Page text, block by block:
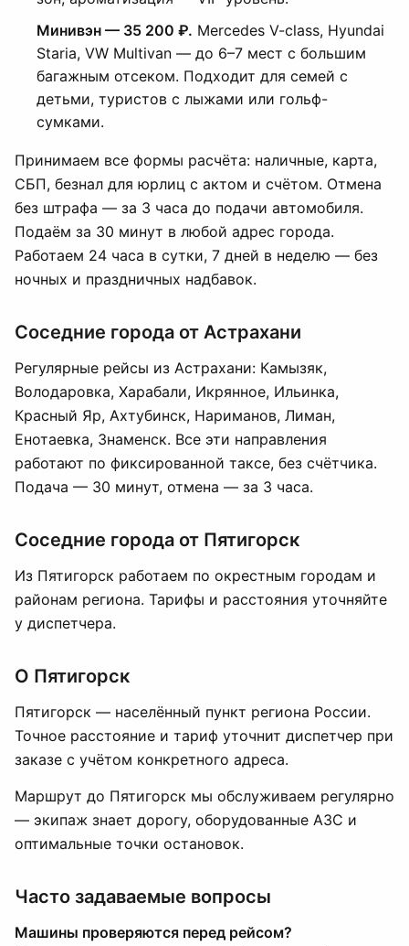
Минивэн — 35 200 ₽. Mercedes V-class, Hyundai
Staria, VW Multivan — до 6–7 мест с большим
багажным отсеком. Подходит для семей с
детьми, туристов с лыжами или гольф-
сумками.
Принимаем все формы расчёта: наличные, карта,
СБП, безнал для юрлиц с актом и счётом. Отмена
без штрафа — за 3 часа до подачи автомобиля.
Подаём за 30 минут в любой адрес города.
Работаем 24 часа в сутки, 7 дней в неделю — без
ночных и праздничных надбавок.
Соседние города от Астрахани
Регулярные рейсы из Астрахани: Камызяк,
Володаровка, Харабали, Икрянное, Ильинка,
Красный Яр, Ахтубинск, Нариманов, Лиман,
Енотаевка, Знаменск. Все эти направления
работают по фиксированной таксе, без счётчика.
Подача — 30 минут, отмена — за 3 часа.
Соседние города от Пятигорск
Из Пятигорск работаем по окрестным городам и
районам региона. Тарифы и расстояния уточняйте
у диспетчера.
О Пятигорск
Пятигорск — населённый пункт региона России.
Точное расстояние и тариф уточнит диспетчер при
заказе с учётом конкретного адреса.
Маршрут до Пятигорск мы обслуживаем регулярно
— экипаж знает дорогу, оборудованные АЗС и
оптимальные точки остановок.
Часто задаваемые вопросы
Машины проверяются перед рейсом?